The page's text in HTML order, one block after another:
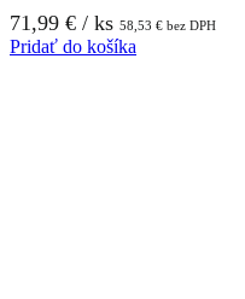
71,99 € / ks 58,53 € bez DPH
Pridať do košíka